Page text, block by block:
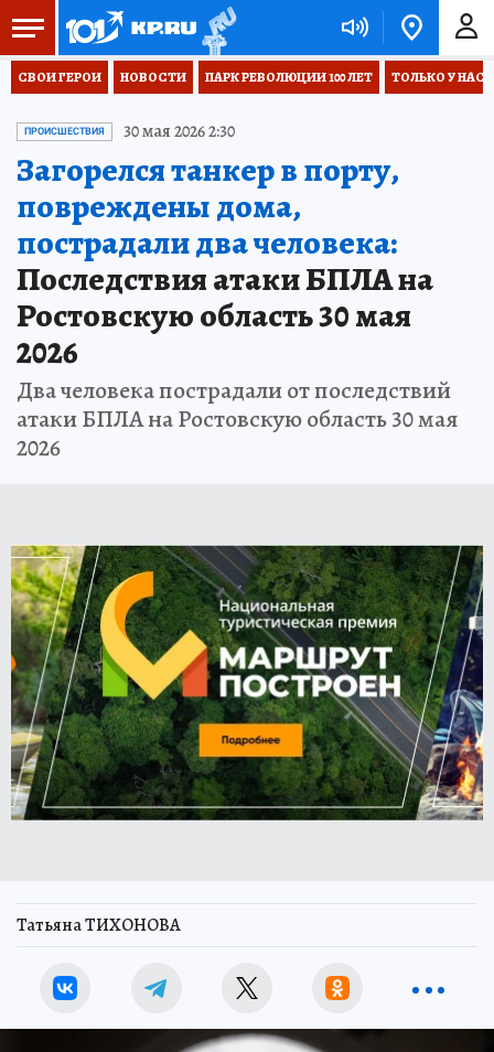
СВОИ ГЕРОИ НОВОСТИ ПАРК РЕВОЛЮЦИИ 100 ЛЕТ ТОЛЬКО У НАС
ПРОИСШЕСТВИЯ 30 мая 2026 2:30
Загорелся танкер в порту,
повреждены дома,
пострадали два человека:
Последствия атаки БПЛА на
Ростовскую область 30 мая
2026
Два человека пострадали от последствий
атаки БПЛА на Ростовскую область 30 мая
2026
Татьяна ТИХОНОВА